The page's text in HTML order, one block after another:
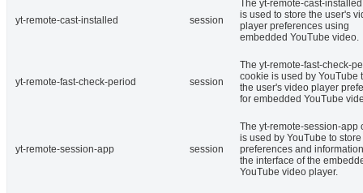
yt-remote-cast-installed session
The yt-remote-cast-
is used to store the user's
player preferences using
embedded YouTube video.
yt-remote-fast-check-period session
The yt-remote-fast-check-
cookie is used by YouTube
the user's video player
for embedded YouTube
yt-remote-session-app session
The yt-remote-session-app
is used by YouTube to
preferences and
the interface of the
YouTube video player.